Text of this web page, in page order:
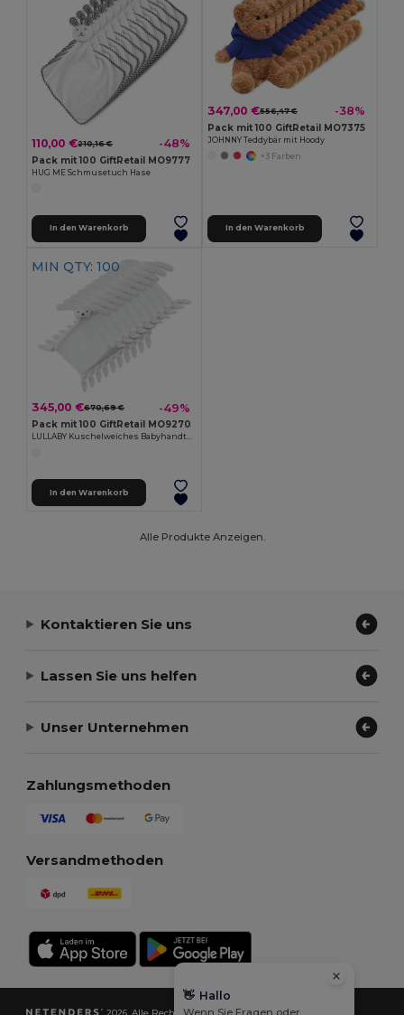
110,00 €210,16 € -48%
Pack mit 100 GiftRetail MO9777
HUG ME Schmusetuch Hase
In den Warenkorb
347,00 €556,47 € -38%
Pack mit 100 GiftRetail MO7375
JOHNNY Teddybär mit Hoody
+3 Farben
In den Warenkorb
MIN QTY: 100
345,00 €670,69 € -49%
Pack mit 100 GiftRetail MO9270
LULLABY Kuschelweiches Babyhandtuch für sanftes Saugen
In den Warenkorb
Alle Produkte Anzeigen.
Kontaktieren Sie uns
Lassen Sie uns helfen
Unser Unternehmen
Zahlungsmethoden
Versandmethoden
2026. Alle Rechte vorbehalten
👋 Hallo
Wenn Sie Fragen oder